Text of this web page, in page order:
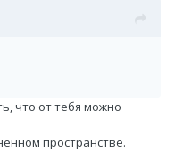
что от тебя можно
пространстве.